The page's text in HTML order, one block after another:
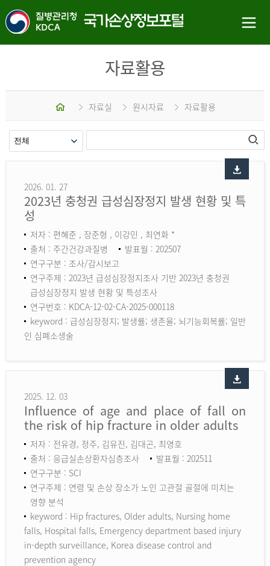
자료활용
홈 자료실 원시자료 자료활용
2026. 01. 27
2023년 충청권 급성심장정지 발생 현황 및 특
성
저자 : 편혜준 , 장준형 , 이강민 , 최연화 *
출처 : 주간건강과질병
발표월 : 202507
연구구분 : 조사/감시보고
연구주제 : 2023년 급성심장정지조사 기반 2023년 충청권
급성심장정지 발생 현황 및 특성조사
연구번호 : KDCA-12-02-CA-2025-000118
keyword : 급성심장정지; 발생률; 생존율; 뇌기능회복률; 일반
인 심폐소생술
2025. 12. 03
Influence of age and place of fall on
the risk of hip fracture in older adults
저자 : 전유경, 정주, 김유진, 김대곤, 최영호
출처 : 응급실손상환자심층조사
발표월 : 202511
연구구분 : SCI
연구주제 : 연령 및 손상 장소가 노인 고관절 골절에 미치는
영향 분석
keyword : Hip fractures, Older adults, Nursing home
falls, Hospital falls, Emergency department based injury
in-depth surveillance, Korea disease control and
prevention agency